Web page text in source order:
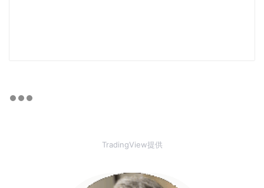
TradingView提供